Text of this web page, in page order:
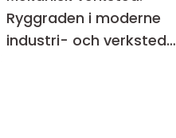
Ryggraden i moderne
industri- och verksted-